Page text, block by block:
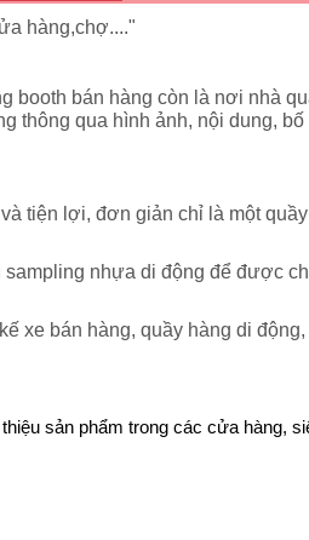
hàng,chợ...."
bán hàng còn là nơi nhà
qua hình ảnh, nội dung,
tiện lợi, đơn giản chỉ là một
nhựa di động để được
xe bán hàng, quầy hàng di
sản phẩm trong các cửa hàng,